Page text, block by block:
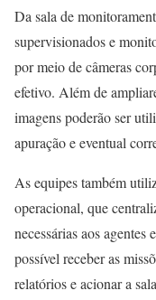
Da sala de
supervisionados e
por meio de câmeras
efetivo. Além de
imagens poderão ser
apuração e eventual
As equipes também
operacional, que
necessárias aos
possível receber as
relatórios e acionar a